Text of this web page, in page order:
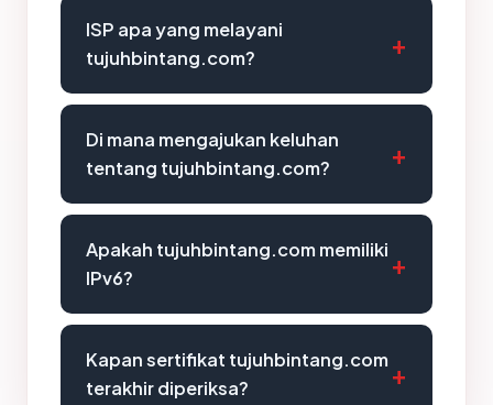
ISP apa yang melayani
tujuhbintang.com?
Di mana mengajukan keluhan
tentang tujuhbintang.com?
Apakah tujuhbintang.com memiliki
IPv6?
Kapan sertifikat tujuhbintang.com
terakhir diperiksa?